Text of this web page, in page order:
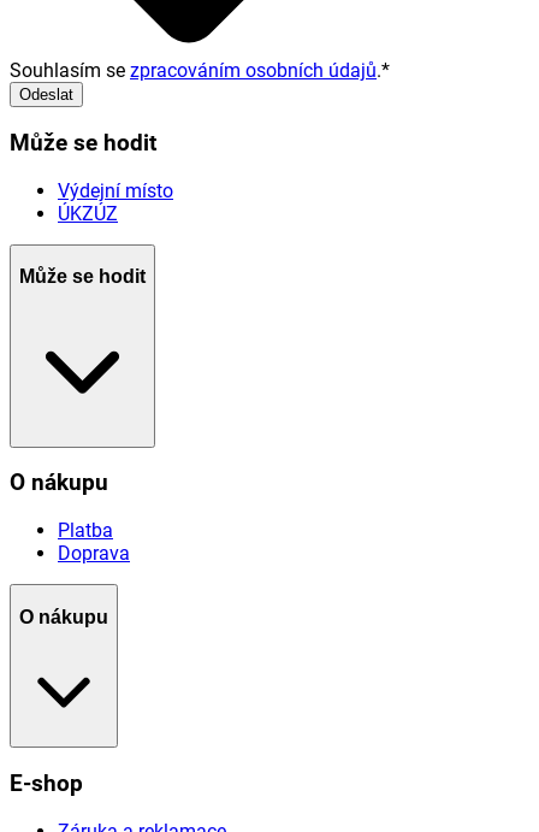
Souhlasím se zpracováním osobních údajů.*
Odeslat
Může se hodit
Výdejní místo
ÚKZÚZ
Může se hodit
O nákupu
Platba
Doprava
O nákupu
E-shop